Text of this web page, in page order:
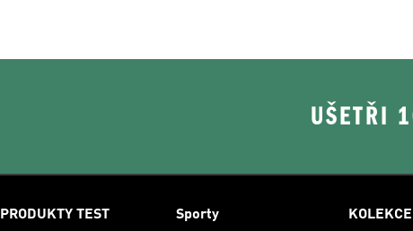
UŠETŘI
PRODUKTY TEST Sporty KOLEKCE